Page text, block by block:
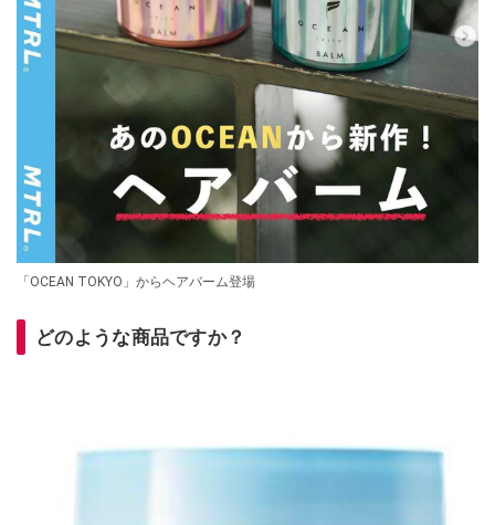
「OCEAN TOKYO」からヘアバーム登場
どのような商品ですか？